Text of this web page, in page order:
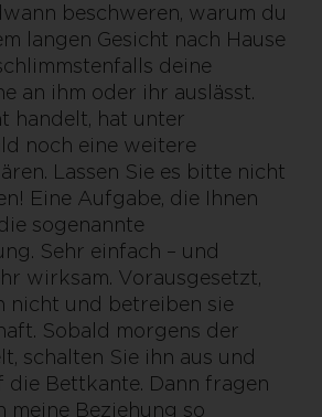
beschweren, warum du
langen Gesicht nach Hause
deine
an ihm oder ihr auslässt.
handelt, hat unter
noch eine weitere
Lassen Sie es bitte nicht
Eine Aufgabe, die Ihnen
sogenannte
Sehr einfach – und
wirksam. Vorausgesetzt,
nicht und betreiben sie
Sobald morgens der
schalten Sie ihn aus und
die Bettkante. Dann fragen
meine Beziehung so